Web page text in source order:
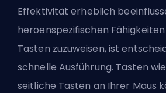
Effektivität erheblich
heroenspezifischen
Tasten zuzuweisen, ist
schnelle Ausführung. Tasten
seitliche Tasten an Ihrer Maus